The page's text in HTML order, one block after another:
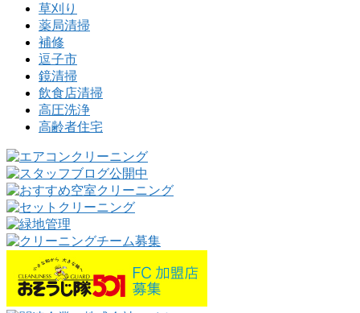
草刈り
薬局清掃
補修
逗子市
鏡清掃
飲食店清掃
高圧洗浄
高齢者住宅